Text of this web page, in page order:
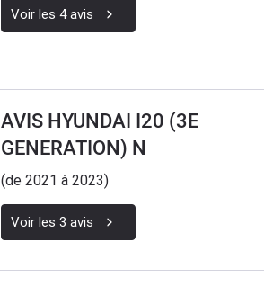
Voir les 4avis
AVIS HYUNDAI I20 (3E
GENERATION) N
(de 2021 à 2023)
Voir les 3 avis